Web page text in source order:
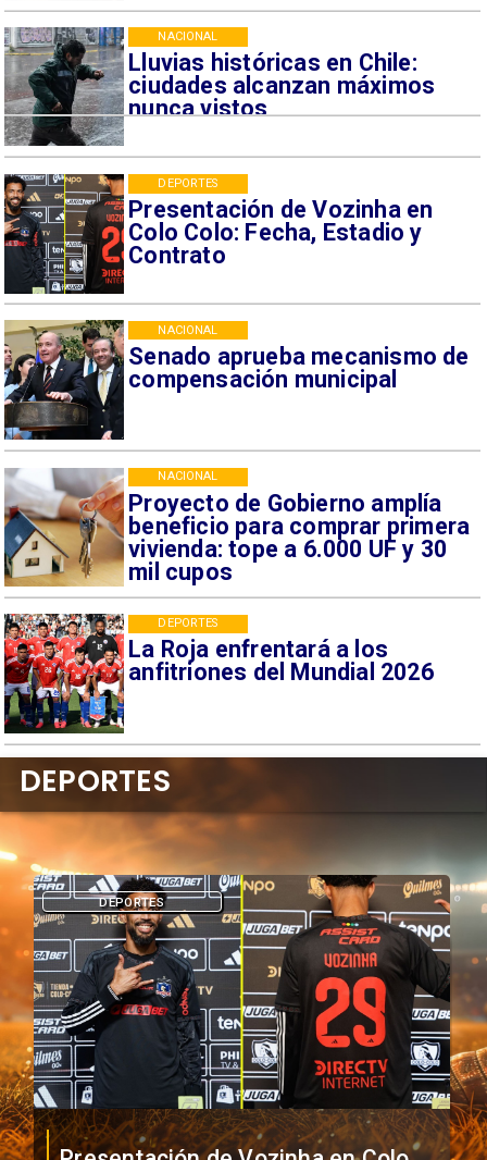
Lluvias históricas en Chile:
ciudades alcanzan máximos
nunca vistos
NACIONAL
Presentación de Vozinha en
Colo Colo: Fecha, Estadio y
Contrato
DEPORTES
Senado aprueba mecanismo de
compensación municipal
NACIONAL
Proyecto de Gobierno amplía
beneficio para comprar primera
vivienda: tope a 6.000 UF y 30
mil cupos
NACIONAL
La Roja enfrentará a los
anfitriones del Mundial 2026
DEPORTES
DEPORTES
DEPORTES